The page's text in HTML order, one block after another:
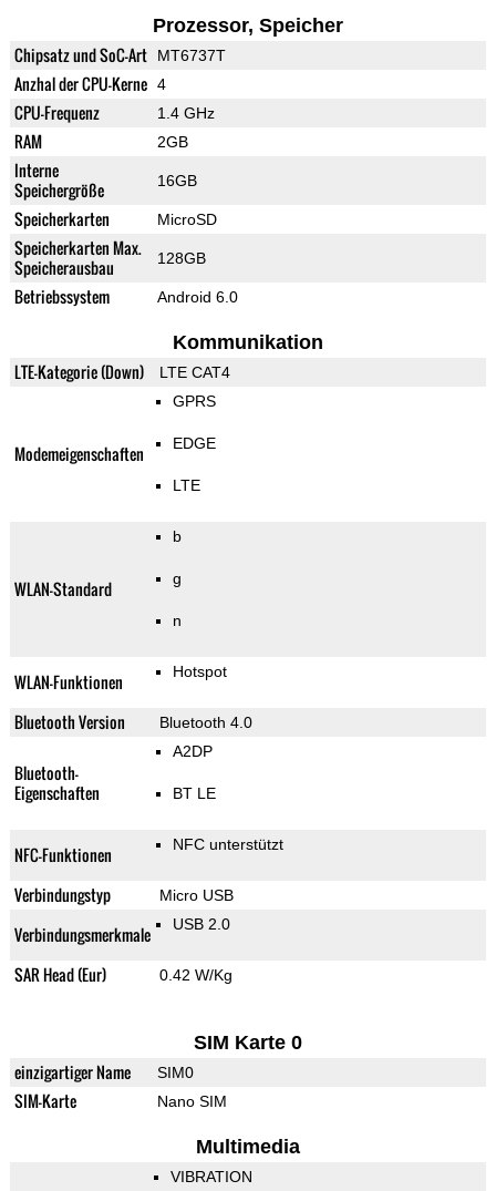
Prozessor, Speicher
Chipsatz und SoC-Art MT6737T
Anzhal der CPU-Kerne 4
CPU-Frequenz 1.4 GHz
RAM 2GB
Interne
Speichergröße
16GB
Speicherkarten MicroSD
Speicherkarten Max.
Speicherausbau
128GB
Betriebssystem Android 6.0
Kommunikation
LTE-Kategorie (Down) LTE CAT4
Modemeigenschaften
GPRS
EDGE
LTE
WLAN-Standard
b
g
n
WLAN-Funktionen Hotspot
Bluetooth Version Bluetooth 4.0
Bluetooth-
Eigenschaften
A2DP
BT LE
NFC-Funktionen NFC unterstützt
Verbindungstyp Micro USB
Verbindungsmerkmale USB 2.0
SAR Head (Eur) 0.42 W/Kg
SIM Karte 0
einzigartiger Name SIM0
SIM-Karte Nano SIM
Multimedia
VIBRATION